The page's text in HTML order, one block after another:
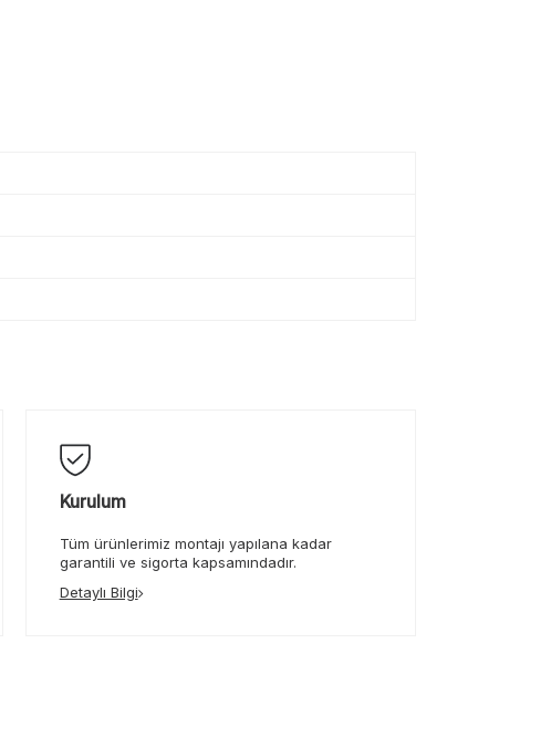
Kurulum
Tüm ürünlerimiz montajı yapılana kadar
garantili ve sigorta kapsamındadır.
Detaylı Bilgi